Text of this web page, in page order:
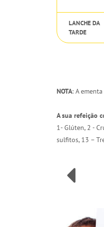
LANCHE DA
TARDE
NOTA: A
A sua refeição
1- Glúten, 2 -
sulfitos, 13 –